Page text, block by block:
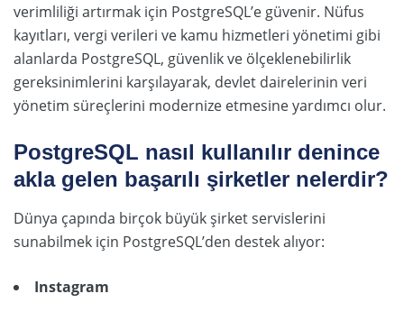
verimliliği artırmak için PostgreSQL’e güvenir. Nüfus
kayıtları, vergi verileri ve kamu hizmetleri yönetimi gibi
alanlarda PostgreSQL, güvenlik ve ölçeklenebilirlik
gereksinimlerini karşılayarak, devlet dairelerinin veri
yönetim süreçlerini modernize etmesine yardımcı olur.
PostgreSQL nasıl kullanılır denince
akla gelen başarılı şirketler nelerdir?
Dünya çapında birçok büyük şirket servislerini
sunabilmek için PostgreSQL’den destek alıyor:
Instagram